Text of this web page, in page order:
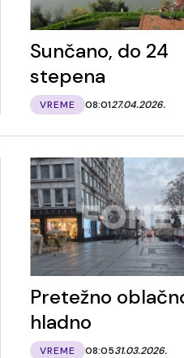
Sunčano, do 24
stepena
VREME 08:0127.04.2026.
Pretežno
hladno
VREME 08:0531.03.2026.